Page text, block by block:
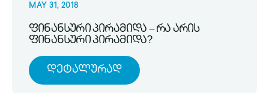
MAY 31, 2018
ფინანსური პირამიდა – რა არის
ფინანსური პირამიდა?
Დეტალურად